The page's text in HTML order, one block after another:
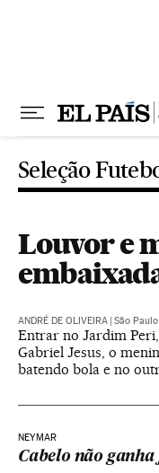
Seleção
Louvor e
ANDRÉ DE OLIVEIRA | São Paulo
Entrar no Jardim
Gabriel Jesus, o
batendo bola e no
NEYMAR
Cabelo não ganha